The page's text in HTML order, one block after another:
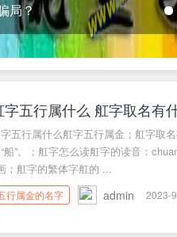
数字能量学是骗局
1
字五行属什么 舡字取名有
五行属什么舡字五行属金；舡字取
船”。；舡字怎么读舡字的读音：
；舡字的繁体字舡的 ...
行属金的名字 admin 2023-